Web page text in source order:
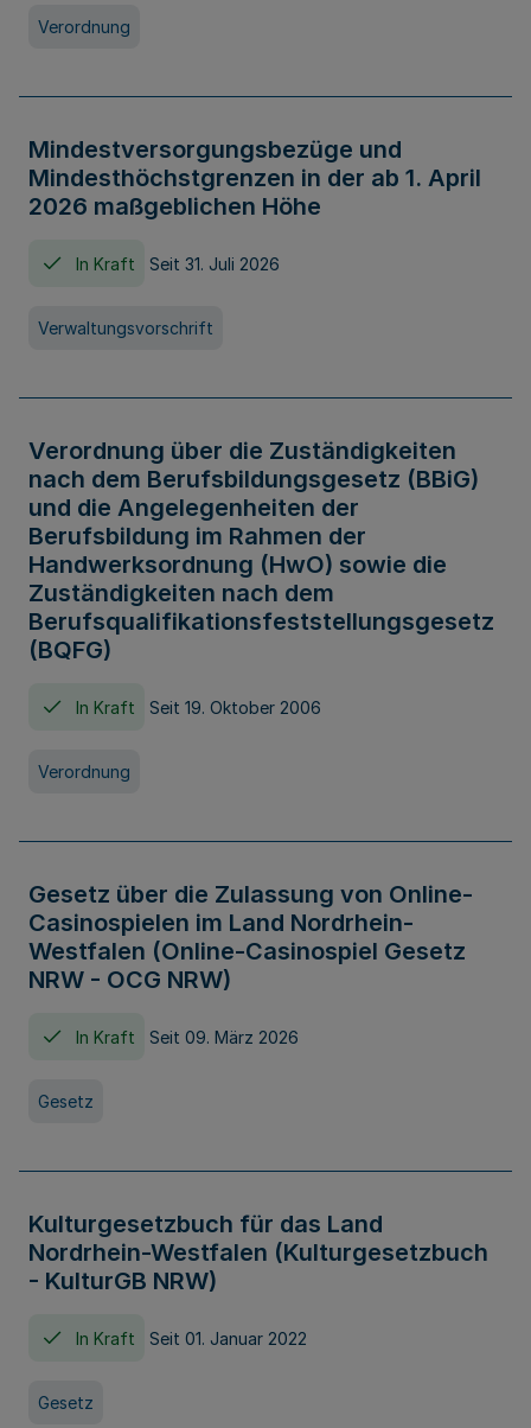
Verordnung
Mindestversorgungsbezüge und
Mindesthöchstgrenzen in der ab 1. April
2026 maßgeblichen Höhe
In Kraft Seit 31. Juli 2026
Verwaltungsvorschrift
Verordnung über die Zuständigkeiten
nach dem Berufsbildungsgesetz (BBiG)
und die Angelegenheiten der
Berufsbildung im Rahmen der
Handwerksordnung (HwO) sowie die
Zuständigkeiten nach dem
Berufsqualifikationsfeststellungsgesetz
(BQFG)
In Kraft Seit 19. Oktober 2006
Verordnung
Gesetz über die Zulassung von Online-
Casinospielen im Land Nordrhein-
Westfalen (Online-Casinospiel Gesetz
NRW - OCG NRW)
In Kraft Seit 09. März 2026
Gesetz
Kulturgesetzbuch für das Land
Nordrhein-Westfalen (Kulturgesetzbuch
- KulturGB NRW)
In Kraft Seit 01. Januar 2022
Gesetz